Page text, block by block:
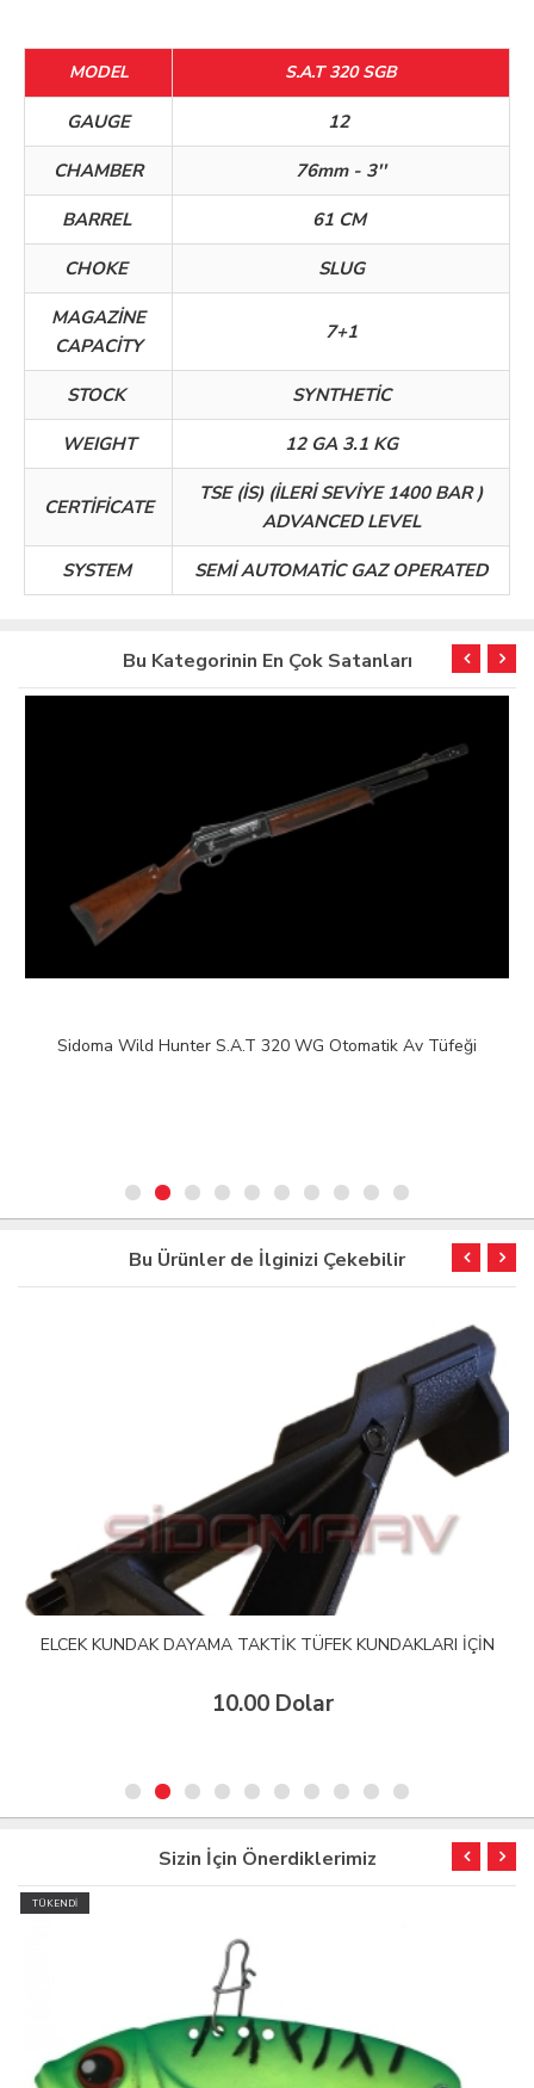
MODEL S.A.T 320 SGB
GAUGE 12
CHAMBER 76mm - 3''
BARREL 61 CM
CHOKE SLUG
MAGAZİNE
CAPACİTY
7+1
STOCK SYNTHETİC
WEIGHT 12 GA 3.1 KG
CERTİFİCATE
TSE (İS) (İLERİ SEVİYE 1400 BAR )
ADVANCED LEVEL
SYSTEM SEMİ AUTOMATİC GAZ OPERATED
Bu Kategorinin En Çok Satanları
Sidoma Wild Hunter S.A.T 320 WG Otomatik Av Tüfeği
Bu Ürünler de İlginizi Çekebilir
ELCEK KUNDAK DAYAMA TAKTİK TÜFEK KUNDAKLARI İÇİN
10.00 Dolar
Sizin İçin Önerdiklerimiz
TÜKENDİ